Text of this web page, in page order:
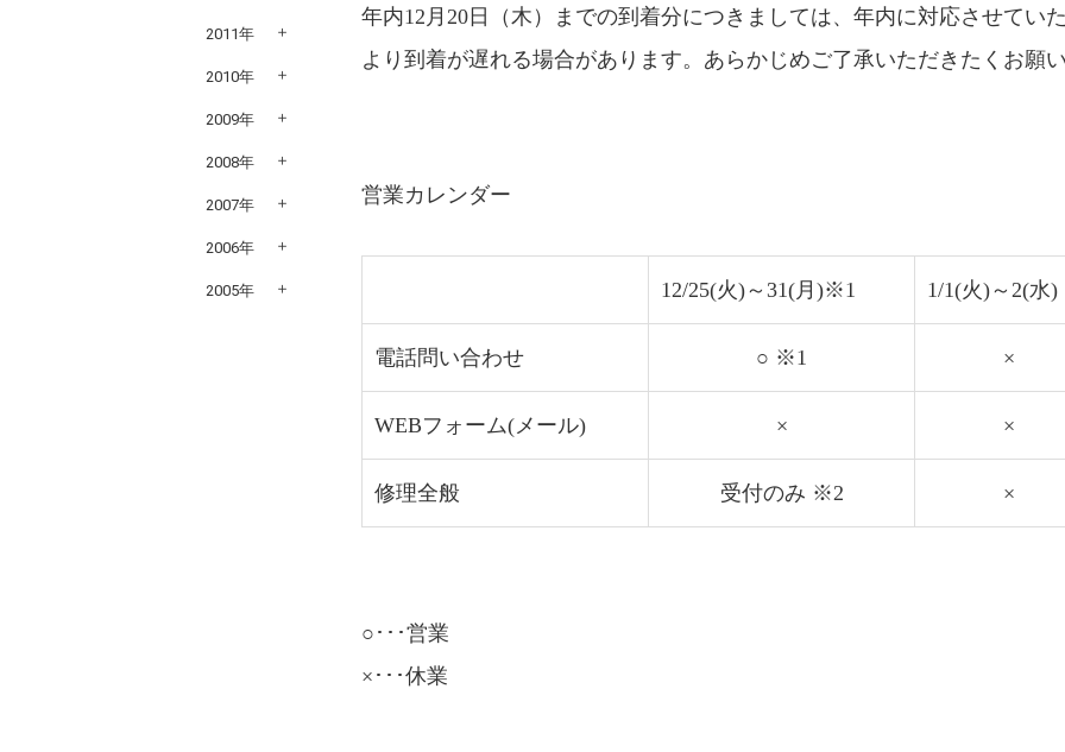
年内12月20日（木）までの到着分につきましては、年内に対応させてい
より到着が遅れる場合があります。あらかじめご了承いただきたくお願
営業カレンダー
12/25(火)～31(月)※1 1/1(火)～2(水)
電話問い合わせ ○ ※1 ×
WEBフォーム(メール) × ×
修理全般 受付のみ ※2 ×
○･･･営業
×･･･休業
2011年
2010年
2009年
2008年
2007年
2006年
2005年